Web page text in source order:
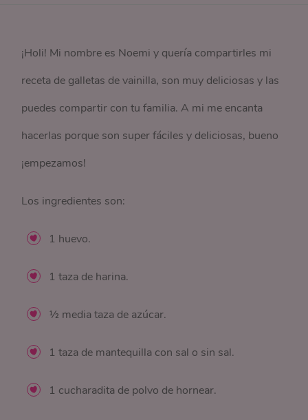
¡Holi! Mi nombre es Noemi y quería compartirles mi
receta de galletas de vainilla, son muy deliciosas y las
puedes compartir con tu familia. A mi me encanta
hacerlas porque son super fáciles y deliciosas, bueno
¡empezamos!
Los ingredientes son:
1 huevo.
1 taza de harina.
½ media taza de azúcar.
1 taza de mantequilla con sal o sin sal.
1 cucharadita de polvo de hornear.